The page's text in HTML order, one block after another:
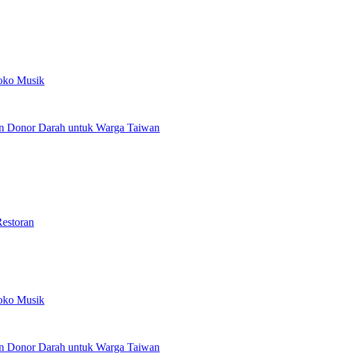
Musik
Donor Darah untuk Warga Taiwan
Musik
Darah untuk Warga Taiwan